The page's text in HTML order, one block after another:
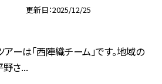
更新日 2025/12/25
ーは「西陣織チーム」です。地域の
さ...